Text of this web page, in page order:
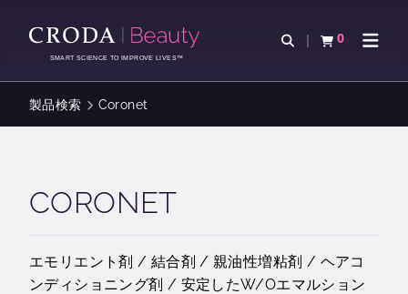
ン
を
ー
ス
SMART SCIENCE TO IMPROVE LIVES™
検索を開く
0
カートを確認す
ナビ
製品検索 Coronet
CORONET
エモリエント剤 / 結合剤 / 親油性増粘剤 / ヘアコ
ンディショニング剤 / 安定したW/Oエマルション